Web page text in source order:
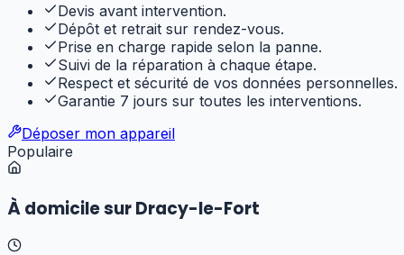
Devis avant intervention.
Dépôt et retrait sur rendez-vous.
Prise en charge rapide selon la panne.
Suivi de la réparation à chaque étape.
Respect et sécurité de vos données personnelles.
Garantie 7 jours sur toutes les interventions.
Déposer mon appareil
Populaire
À domicile sur Dracy-le-Fort